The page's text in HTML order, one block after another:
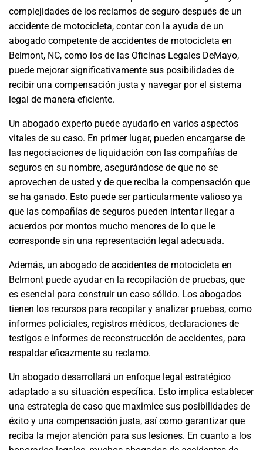
complejidades de los reclamos de seguro después de un
accidente de motocicleta, contar con la ayuda de un
abogado competente de accidentes de motocicleta en
Belmont, NC, como los de las Oficinas Legales DeMayo,
puede mejorar significativamente sus posibilidades de
recibir una compensación justa y navegar por el sistema
legal de manera eficiente.
Un abogado experto puede ayudarlo en varios aspectos
vitales de su caso. En primer lugar, pueden encargarse de
las negociaciones de liquidación con las compañías de
seguros en su nombre, asegurándose de que no se
aprovechen de usted y de que reciba la compensación que
se ha ganado. Esto puede ser particularmente valioso ya
que las compañías de seguros pueden intentar llegar a
acuerdos por montos mucho menores de lo que le
corresponde sin una representación legal adecuada.
Además, un abogado de accidentes de motocicleta en
Belmont puede ayudar en la recopilación de pruebas, que
es esencial para construir un caso sólido. Los abogados
tienen los recursos para recopilar y analizar pruebas, como
informes policiales, registros médicos, declaraciones de
testigos e informes de reconstrucción de accidentes, para
respaldar eficazmente su reclamo.
Un abogado desarrollará un enfoque legal estratégico
adaptado a su situación específica. Esto implica establecer
una estrategia de caso que maximice sus posibilidades de
éxito y una compensación justa, así como garantizar que
reciba la mejor atención para sus lesiones. En cuanto a los